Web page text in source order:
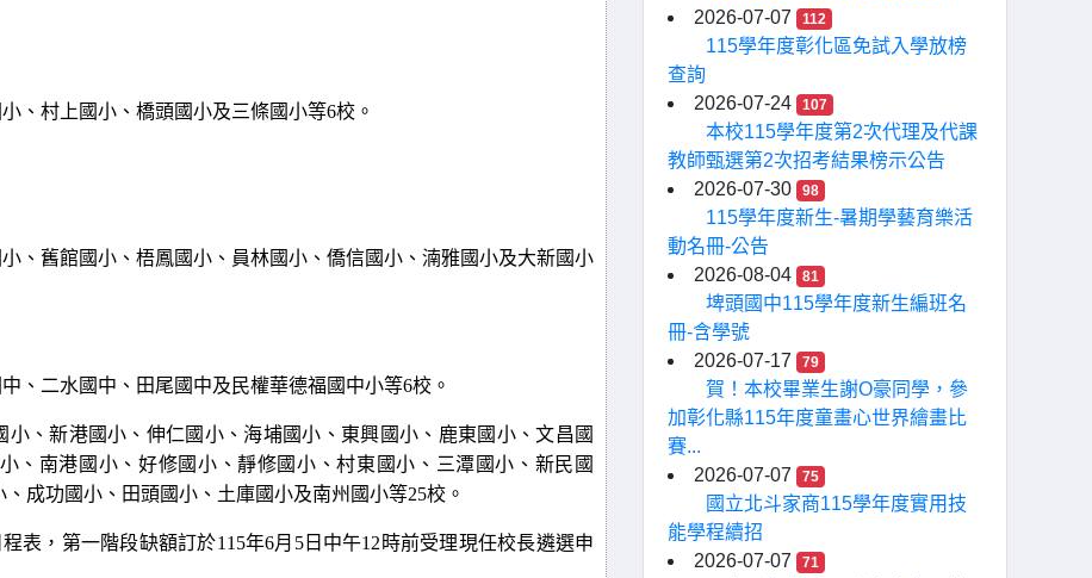
、村上國小、橋頭國小及三條國小等6校。
、舊館國小、梧鳳國小、員林國小、僑信國小、湳雅國小及大新國小
、二水國中、田尾國中及民權華德福國中小等6校。
小、新港國小、伸仁國小、海埔國小、東興國小、鹿東國小、文昌國
、南港國小、好修國小、靜修國小、村東國小、三潭國小、新民國
成功國小、田頭國小、土庫國小及南州國小等25校。
表，第一階段缺額訂於115年6月 5日中午12 時前受理現任校長遴選申
2026-07-07
112
115學年度彰化區免試入學放榜
查詢
2026-07-24
107
本校115學年度第2次代理及代課
教師甄選第2次招考結果榜示公告
2026-07-30
98
115學年度新生-暑期學藝育樂活
動名冊-公告
2026-08-04
81
埤頭國中115學年度新生編班名
冊-含學號
2026-07-17
79
賀！本校畢業生謝O豪同學，參
加彰化縣115年度童畫心世界繪畫比
賽...
2026-07-07
75
國立北斗家商115學年度實用技
能學程續招
2026-07-07
71